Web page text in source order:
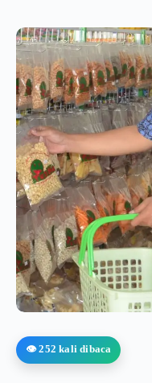
👁️ 252 kali dibaca